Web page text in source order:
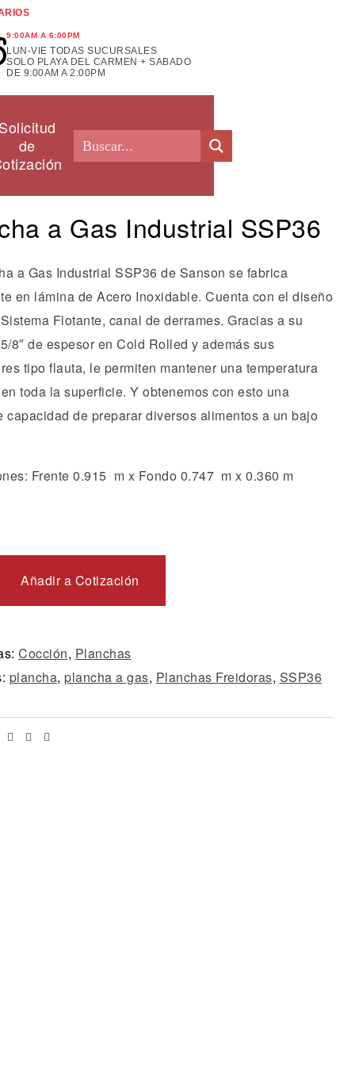
9:00AM A 6:00PM
LUN-VIE TODAS SUCURSALES
SOLO PLAYA DEL CARMEN + SABADO
DE 9:00AM A 2:00PM
Solicitud
de
a Gas Industrial SSP36
a Gas Industrial SSP36 de Sanson se fabrica
en lámina de Acero Inoxidable. Cuenta con el diseño
Flotante, canal de derrames. Gracias a su
8″ de espesor en Cold Rolled y además sus
tipo flauta, le permiten mantener una temperatura
toda la superficie. Y obtenemos con esto una
capacidad de preparar diversos alimentos a un bajo
Frente 0.915 m x Fondo 0.747 m x 0.360 m
Añadir a Cotización
Cocción, Planchas
plancha, plancha a gas, Planchas Freidoras, SSP36
Facebook
TwitterLinkedin